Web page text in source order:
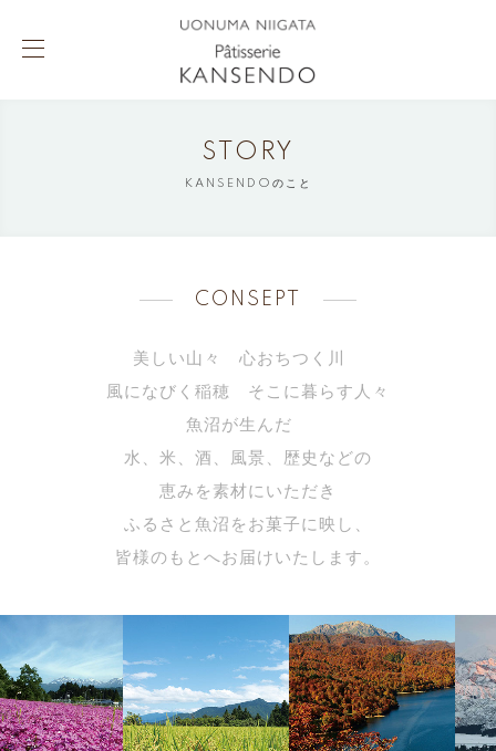
STORY
KANSENDOのこと
CONSEPT
美しい山々 心おちつく川
風になびく稲穂 そこに暮らす人々
魚沼が生んだ
水、米、酒、風景、歴史などの
恵みを素材にいただき
ふるさと魚沼をお菓子に映し、
皆様のもとへお届けいたします。